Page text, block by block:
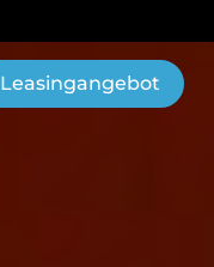
Leasingangebot